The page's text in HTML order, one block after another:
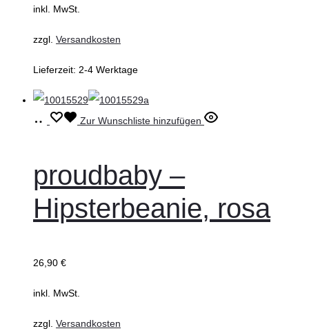
werden
inkl. MwSt.
zzgl. Versandkosten
Lieferzeit: 2-4 Werktage
Ausführung
Dieses
mehrere
Varianten
auf.
Optionen
der
Zur Wunschliste hinzufügen
proudbaby –
Hipsterbeanie, rosa
26,90 €
inkl. MwSt.
zzgl. Versandkosten